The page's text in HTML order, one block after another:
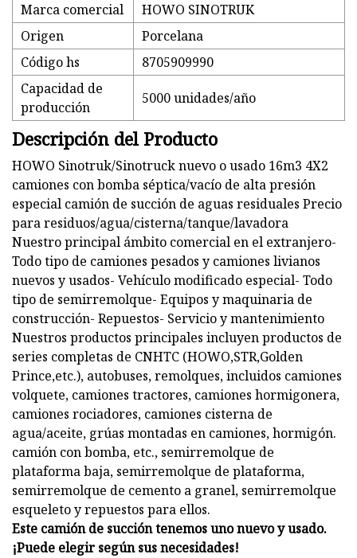
Marca comercial
HOWO SINOTRUK
Origen
Porcelana
Código hs
8705909990
Capacidad de
producción
5000 unidades/año
Descripción del Producto
HOWO Sinotruk/Sinotruck nuevo o usado 16m3 4X2
camiones con bomba séptica/vacío de alta presión
especial camión de succión de aguas residuales Precio
para residuos/agua/cisterna/tanque/lavadora
Nuestro principal ámbito comercial en el extranjero-
Todo tipo de camiones pesados ​​​​y camiones livianos
nuevos y usados- Vehículo modificado especial- Todo
tipo de semirremolque- Equipos y maquinaria de
construcción- Repuestos- Servicio y mantenimiento
Nuestros productos principales incluyen productos de
series completas de CNHTC (HOWO,STR,Golden
Prince,etc.), autobuses, remolques, incluidos camiones
volquete, camiones tractores, camiones hormigonera,
camiones rociadores, camiones cisterna de
agua/aceite, grúas montadas en camiones, hormigón.
camión con bomba, etc., semirremolque de
plataforma baja, semirremolque de plataforma,
semirremolque de cemento a granel, semirremolque
esqueleto y repuestos para ellos.
Este camión de succión tenemos uno nuevo y usado.
¡Puede elegir según sus necesidades!